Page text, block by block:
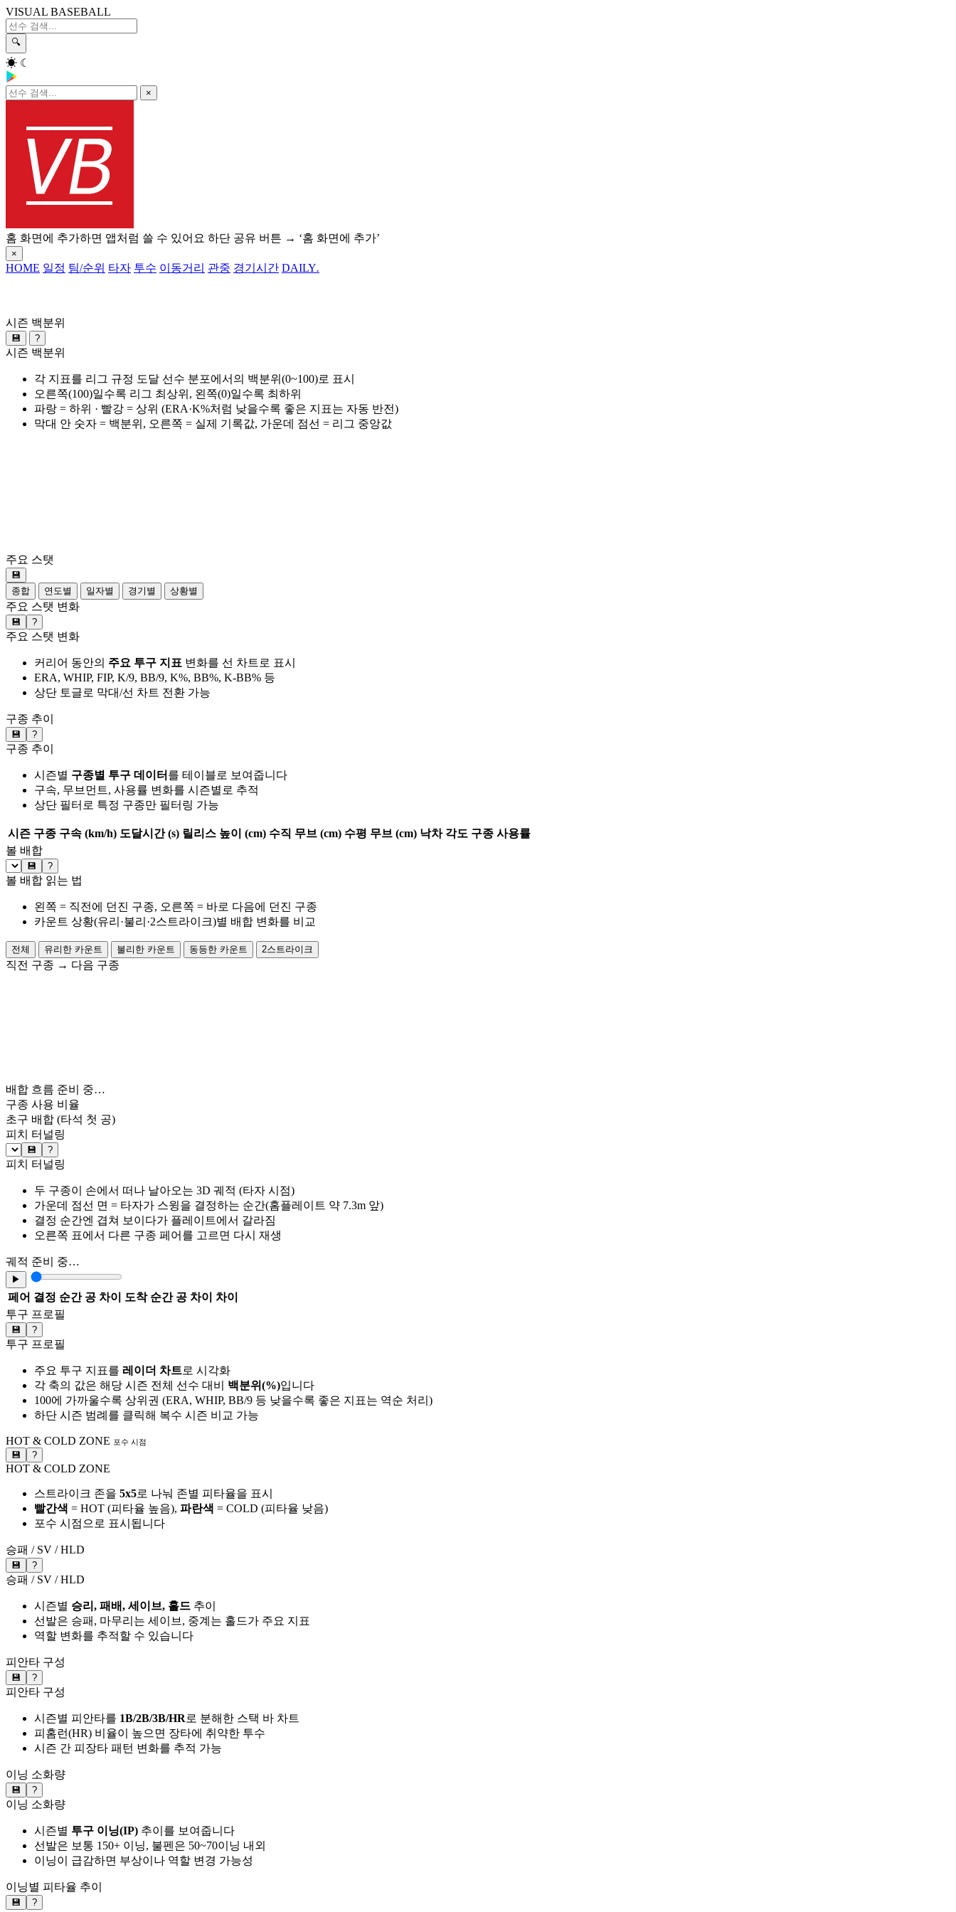
VISUAL BASEBALL
🔍
☀ ☾
×
홈 화면에 추가하면 앱처럼 쓸 수 있어요 하단 공유 버튼 → ‘홈 화면에 추가’
×
HOME 일정 팀/순위 타자 투수 이동거리 관중 경기시간 DAILY.
시즌 백분위
💾 ?
시즌 백분위
각 지표를 리그 규정 도달 선수 분포에서의 백분위(0~100)로 표시
오른쪽(100)일수록 리그 최상위, 왼쪽(0)일수록 최하위
파랑 = 하위 · 빨강 = 상위 (ERA·K%처럼 낮을수록 좋은 지표는 자동 반전)
막대 안 숫자 = 백분위, 오른쪽 = 실제 기록값, 가운데 점선 = 리그 중앙값
주요 스탯
💾
종합
연도별 일자별 경기별 상황별
주요 스탯 변화
💾 ?
주요 스탯 변화
커리어 동안의 주요 투구 지표 변화를 선 차트로 표시
ERA, WHIP, FIP, K/9, BB/9, K%, BB%, K-BB% 등
상단 토글로 막대/선 차트 전환 가능
구종 추이
💾 ?
구종 추이
시즌별 구종별 투구 데이터 를 테이블로 보여줍니다
구속, 무브먼트, 사용률 변화를 시즌별로 추적
상단 필터로 특정 구종만 필터링 가능
시즌 구종 구속 (km/h) 도달시간 (s) 릴리스 높이 (cm) 수직 무브 (cm) 수평 무브 (cm) 낙차 각도 구종 사용률
볼 배합
💾 ?
볼 배합 읽는 법
왼쪽 = 직전에 던진 구종, 오른쪽 = 바로 다음에 던진 구종
카운트 상황(유리·불리·2스트라이크)별 배합 변화를 비교
전체 유리한 카운트 불리한 카운트 동등한 카운트 2스트라이크
직전 구종 → 다음 구종
배합 흐름 준비 중…
구종 사용 비율
초구 배합 (타석 첫 공)
피치 터널링
💾 ?
피치 터널링
두 구종이 손에서 떠나 날아오는 3D 궤적 (타자 시점)
가운데 점선 면 = 타자가 스윙을 결정하는 순간(홈플레이트 약 7.3m 앞)
결정 순간엔 겹쳐 보이다가 플레이트에서 갈라짐
오른쪽 표에서 다른 구종 페어를 고르면 다시 재생
궤적 준비 중…
▶
페어 결정 순간 공 차이 도착 순간 공 차이
차이
투구 프로필
💾 ?
투구 프로필
주요 투구 지표를 레이더 차트로 시각화
각 축의 값은 해당 시즌 전체 선수 대비 백분위(%)입니다
100에 가까울수록 상위권 (ERA, WHIP, BB/9 등 낮을수록 좋은 지표는 역순 처리)
하단 시즌 범례를 클릭해 복수 시즌 비교 가능
HOT & COLD ZONE 포수 시점
💾 ?
HOT & COLD ZONE
스트라이크 존을 5x5로 나눠 존별 피타율을 표시
빨간색 = HOT (피타율 높음), 파란색 = COLD (피타율 낮음)
포수 시점으로 표시됩니다
승패 / SV / HLD
💾 ?
승패 / SV / HLD
시즌별 승리, 패배, 세이브, 홀드 추이
선발은 승패, 마무리는 세이브, 중계는 홀드가 주요 지표
역할 변화를 추적할 수 있습니다
피안타 구성
💾 ?
피안타 구성
시즌별 피안타를 1B/2B/3B/HR로 분해한 스택 바 차트
피홈런(HR) 비율이 높으면 장타에 취약한 투수
시즌 간 피장타 패턴 변화를 추적 가능
이닝 소화량
💾 ?
이닝 소화량
시즌별 투구 이닝(IP) 추이를 보여줍니다
선발은 보통 150+ 이닝, 불펜은 50~70이닝 내외
이닝이 급감하면 부상이나 역할 변경 가능성
이닝별 피타율 추이
💾 ?